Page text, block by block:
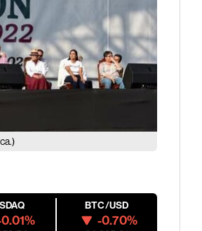
BTC/USD
-0.70%